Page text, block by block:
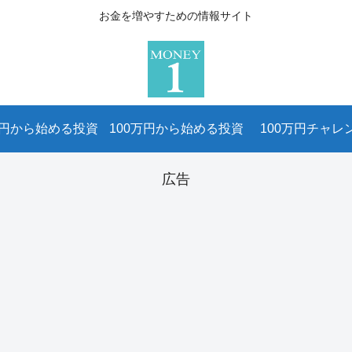
お金を増やすための情報サイト
から始める投資 100万円から始める投資 100万円チャレ
広告